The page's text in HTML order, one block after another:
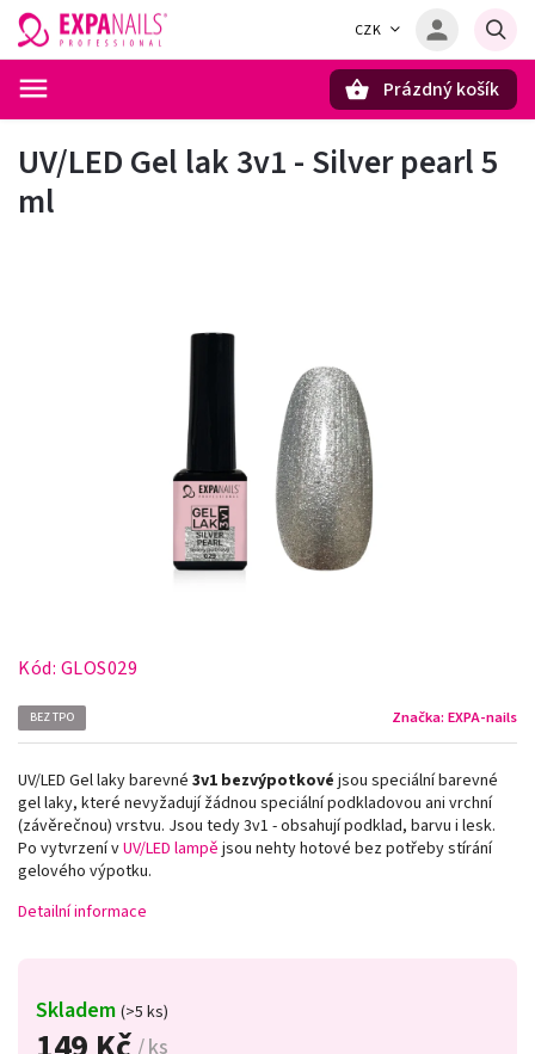
CZK
Prázdný košík
UV/LED Gel lak 3v1 - Silver pearl 5
ml
Kód: GLOS029
BEZ TPO Značka: EXPA-nails
/ ks
Skladem (>5 ks)
UV/LED Gel laky barevné 3v1 bezvýpotkové jsou speciální barevné
gel laky, které nevyžadují žádnou speciální podkladovou ani vrchní
(závěrečnou) vrstvu. Jsou tedy 3v1 - obsahují podklad, barvu i lesk.
Po vytvrzení vUV/LED lampě jsou nehty hotové bez potřeby stírání
gelového výpotku.
Detailní informace